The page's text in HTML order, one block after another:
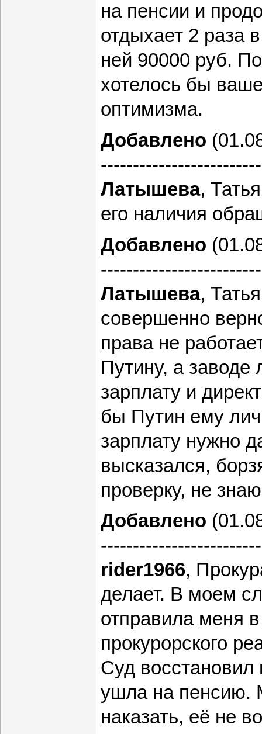
на пенсии и
отдыхает 2 раза
ней 90000 руб.
хотелось бы
оптимизма.
Добавлено
Латышева,
его наличия
Добавлено
Латышева,
совершенно
права не
Путину, а
зарплату и
бы Путин ему
зарплату нужно
высказался,
проверку, не
Добавлено
rider1966,
делает. В моем
отправила меня
прокурорского
Суд восстановил
ушла на пенсию.
наказать, её не